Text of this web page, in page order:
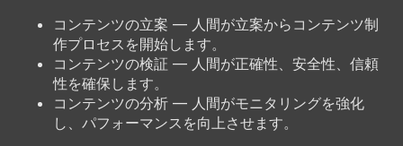
コンテンツの立案 — 人間が立案からコンテンツ制
作プロセスを開始します。
コンテンツの検証 — 人間が正確性、安全性、信頼
性を確保します。
コンテンツの分析 — 人間がモニタリングを強化
し、パフォーマンスを向上させます。